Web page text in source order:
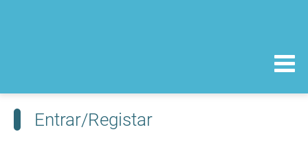
Entrar/Registar